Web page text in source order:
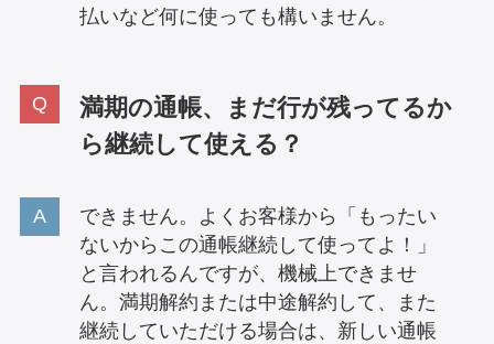
払いなど何に使っても構いません。
満期の通帳、まだ行が残ってるか
ら継続して使える？
できません。よくお客様から「もったい
ないからこの通帳継続して使ってよ！」
と言われるんですが、機械上できませ
ん。満期解約または中途解約して、また
継続していただける場合は、新しい通帳